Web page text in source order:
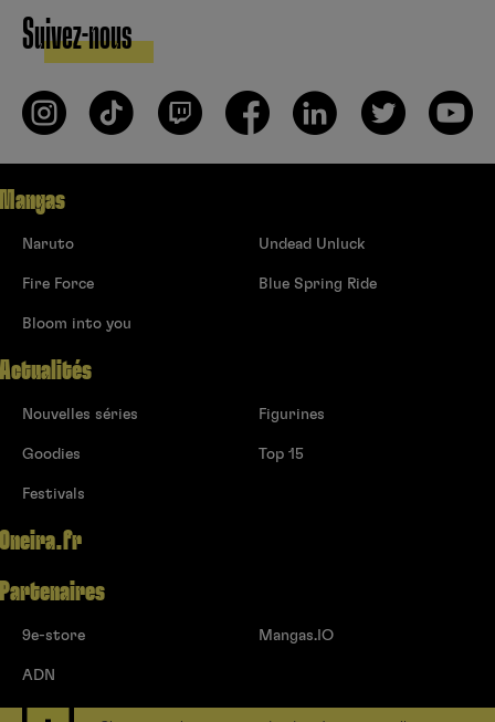
Suivez-nous
Mangas
Naruto
Fire Force
Bloom into you
Undead Unluck
Blue Spring Ride
Actualités
Nouvelles séries
Goodies
Festivals
Figurines
Top 15
Oneira.fr
Partenaires
9e-store
ADN
Mangas.IO